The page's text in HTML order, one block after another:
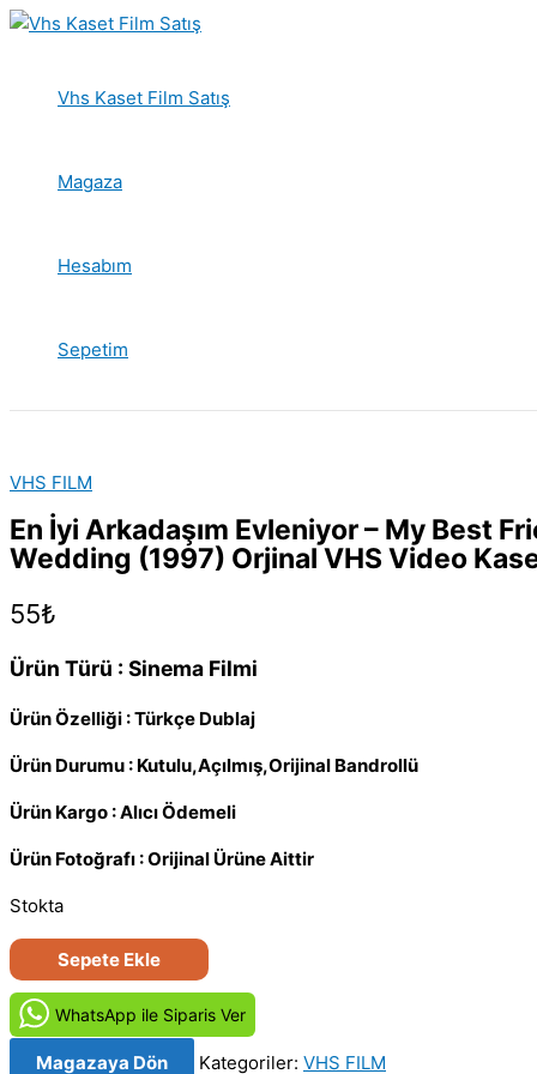
İçeriğe
Vhs Kaset Film Satış
Magaza
Hesabım
Sepetim
VHS FILM
En İyi Arkadaşım Evleniyor – My Best
Wedding (1997) Orjinal VHS Video
55₺
Ürün Türü : Sinema Filmi
Ürün Özelliği : Türkçe Dublaj
Ürün Durumu : Kutulu,Açılmış,Orijinal Bandrollü
Ürün Kargo : Alıcı Ödemeli
Ürün Fotoğrafı : Orijinal Ürüne Aittir
Stokta
En
İyi
Arkadaşım
Evleniyor
Sepete Ekle
WhatsApp ile Siparis Ver
Magazaya Dön Kategoriler: VHS FILM